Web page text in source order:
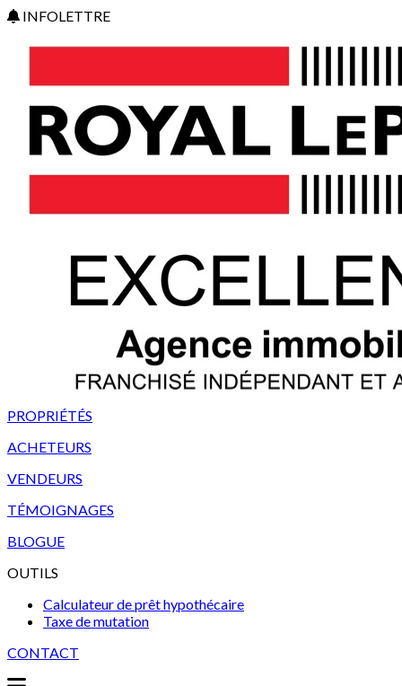
INFOLETTRE
PROPRIÉTÉS
ACHETEURS
VENDEURS
TÉMOIGNAGES
BLOGUE
OUTILS
Calculateur de prêt hypothécaire
Taxe de mutation
CONTACT